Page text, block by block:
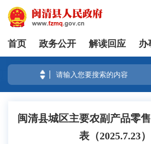
首页 政务公开 解读回应 办
闽清县城区主要农副产品零
表（2025.7.23）